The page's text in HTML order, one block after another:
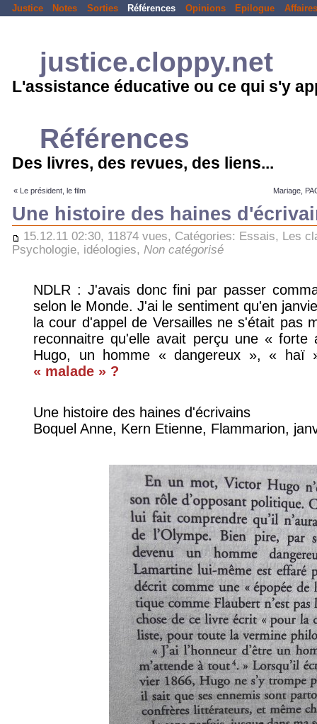
Justice Notes Sorties Références Opinions Epilogue Affaires
justice.cloppy.net
L'assistance éducative ou ce qui s'y
Références
Des livres, des revues, des liens...
« Le président, le film Mariage,
Une histoire des haines
15.12.11 02:30, 11874 vues, Catégories: Essais, Les
Psychologie, idéologies, Non catégorisé
NDLR : J'avais donc fini par passer
selon le Monde. J'ai le sentiment qu'en
la cour d'appel de Versailles ne s'était pas
reconnaitre qu'elle avait perçu une « forte
Hugo, un homme « dangereux », «
« malade » ?
Une histoire des haines d'écrivains
Boquel Anne, Kern Etienne, Flammarion,